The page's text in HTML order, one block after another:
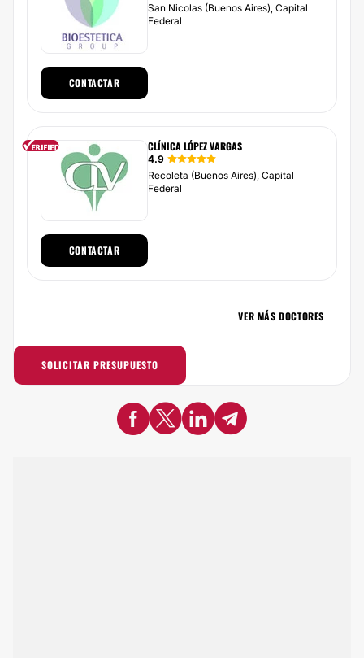
San Nicolas (Buenos Aires), Capital
Federal
CONTACTAR
CLÍNICA LÓPEZ VARGAS
4.9
Recoleta (Buenos Aires), Capital
Federal
CONTACTAR
VER MÁS DOCTORES
SOLICITAR PRESUPUESTO